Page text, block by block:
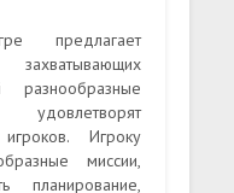
предлагает
разнообразные
Игроку
миссии,
планирование,